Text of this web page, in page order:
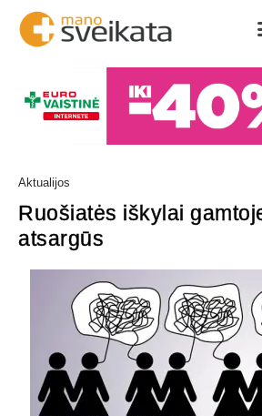
Aktualijos
Ruošiatės iškylai
atsargūs